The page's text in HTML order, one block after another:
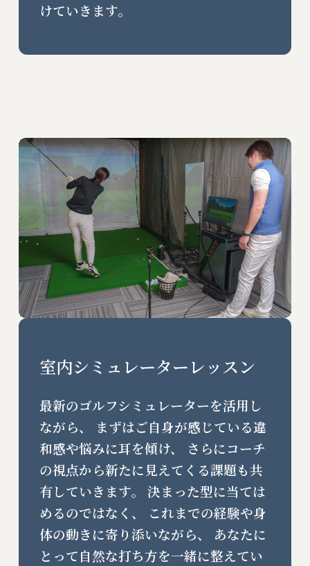
けていきます。
室内シミュレーターレッスン
最新のゴルフシミュレーターを活用し
ながら、 まずはご自身が感じている違
和感や悩みに耳を傾け、 さらにコーチ
の視点から新たに見えてくる課題も共
有していきます。 決まった型に当ては
めるのではなく、 これまでの経験や身
体の動きに寄り添いながら、 あなたに
とって自然な打ち方を一緒に整えてい